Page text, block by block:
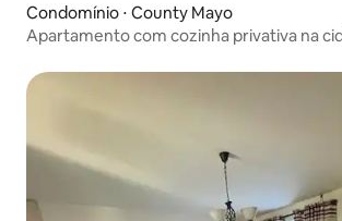
Condomínio ⋅ County Mayo
Apartamento com cozinha privativa na